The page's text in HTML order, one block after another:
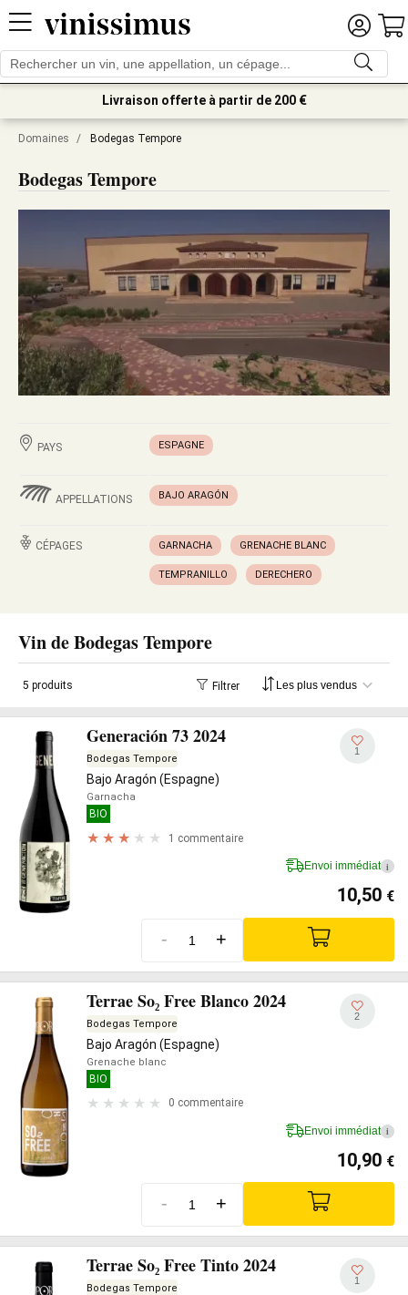
Livraison offerte à partir de 200 €
Domaines / Bodegas Tempore
Bodegas Tempore
PAYS ESPAGNE
APPELLATIONS BAJO ARAGÓN
CÉPAGES GARNACHA GRENACHE BLANC
TEMPRANILLO DERECHERO
Vin de Bodegas Tempore
5 produits Filtrer
Generación 73 2024
Bodegas Tempore
Bajo Aragón (Espagne)
Garnacha
BIO
1 commentaire
1
Envoi immédiat i
10,50 €
- +
Terrae So₂ Free Blanco 2024
Bodegas Tempore
Bajo Aragón (Espagne)
Grenache blanc
BIO
0 commentaire
2
Envoi immédiat i
10,90 €
- +
Terrae So₂ Free Tinto 2024
Bodegas Tempore
1